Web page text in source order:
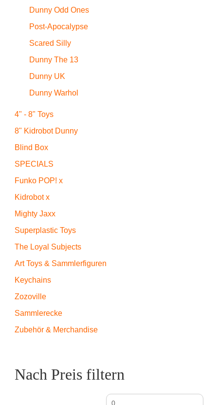
Dunny Odd Ones
Post-Apocalypse
Scared Silly
Dunny The 13
Dunny UK
Dunny Warhol
4" - 8" Toys
8" Kidrobot Dunny
Blind Box
SPECIALS
Funko POP! x
Kidrobot x
Mighty Jaxx
Superplastic Toys
The Loyal Subjects
Art Toys & Sammlerfiguren
Keychains
Zozoville
Sammlerecke
Zubehör & Merchandise
Nach Preis filtern
Min.